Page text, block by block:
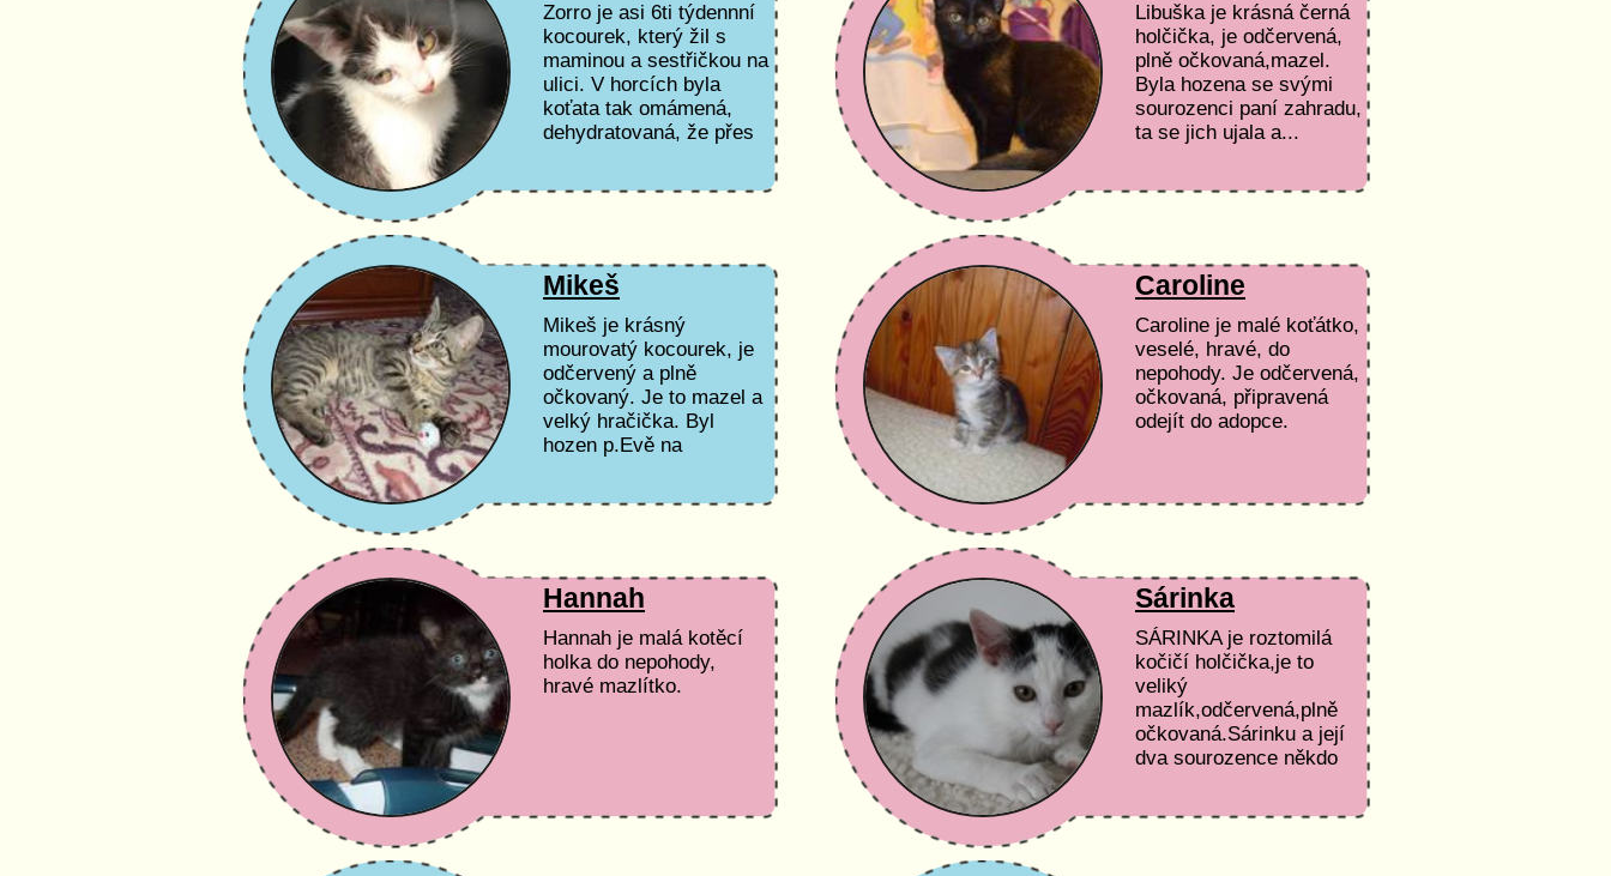
Zorro je asi 6ti týdennní
kocourek, který žil s
maminou a sestřičkou na
ulici. V horcích byla
koťata tak omámená,
dehydratovaná, že přes
Libuška je krásná černá
holčička, je odčervená,
plně očkovaná,mazel.
Byla hozena se svými
sourozenci paní zahradu,
ta se jich ujala a...
Mikeš
Mikeš je krásný
mourovatý kocourek, je
odčervený a plně
očkovaný. Je to mazel a
velký hračička. Byl
hozen p.Evě na
Caroline
Caroline je malé koťátko,
veselé, hravé, do
nepohody. Je odčervená,
očkovaná, připravená
odejít do adopce.
Hannah
Hannah je malá kotěcí
holka do nepohody,
hravé mazlítko.
Sárinka
SÁRINKA je roztomilá
kočičí holčička,je to
veliký
mazlík,odčervená,plně
očkovaná.Sárinku a její
dva sourozence někdo